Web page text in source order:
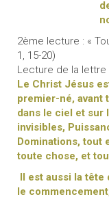
2ème lecture : «
1, 15-20)
Lecture de la lettre
Le Christ Jésus
premier-né,
dans le ciel et sur
invisibles,
Dominations, tout
toute chose, et
Il est aussi la tête
le